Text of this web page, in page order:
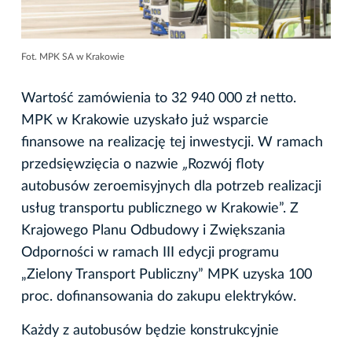
Fot. MPK SA w Krakowie
Wartość zamówienia to 32 940 000 zł netto.
MPK w Krakowie uzyskało już wsparcie
finansowe na realizację tej inwestycji. W ramach
przedsięwzięcia o nazwie „ Rozwój floty
autobusów zeroemisyjnych dla potrzeb realizacji
usług transportu publicznego w Krakowie”. Z
Krajowego Planu Odbudowy i Zwiększania
Odporności w ramach III edycji programu
„Zielony Transport Publiczny” MPK uzyska 100
proc. dofinansowania do zakupu elektryków.
Każdy z autobusów będzie konstrukcyjnie